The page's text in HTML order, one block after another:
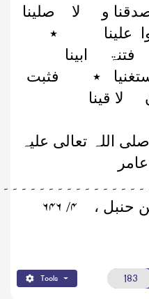
و لا صلینا
علینا ٭
ابینا
٭ فثبت
لا قینا
اللہ تعالی علیہ
حنبل ، ۴/ ۶۴۶
Tools